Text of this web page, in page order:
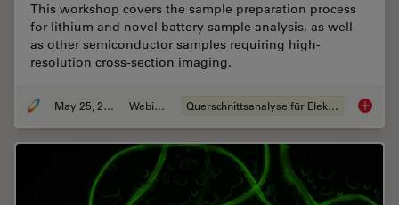
This workshop covers the sample preparation process
for lithium and novel battery sample analysis, as well
as other semiconductor samples requiring high-
resolution cross-section imaging.
May 25, 2023 Webinar Querschnittsanalyse für Elektronik How to